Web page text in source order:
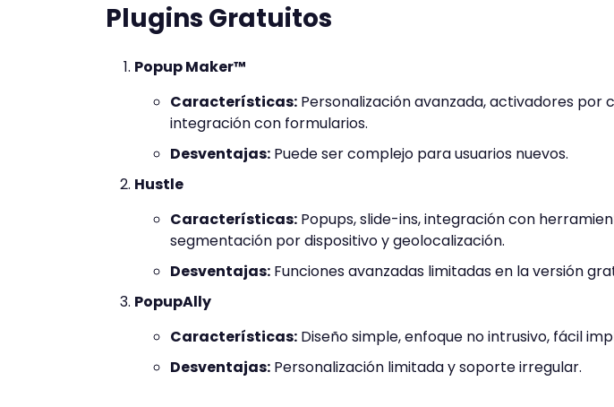
Plugins Gratuitos
Popup Maker™
Características: Personalización avanzada, activadores por
integración con formularios.
Desventajas: Puede ser complejo para usuarios nuevos.
Hustle
Características: Popups, slide-ins, integración con
segmentación por dispositivo y geolocalización.
Desventajas: Funciones avanzadas limitadas en la versión
PopupAlly
Características: Diseño simple, enfoque no intrusivo, fácil
Desventajas: Personalización limitada y soporte irregular.